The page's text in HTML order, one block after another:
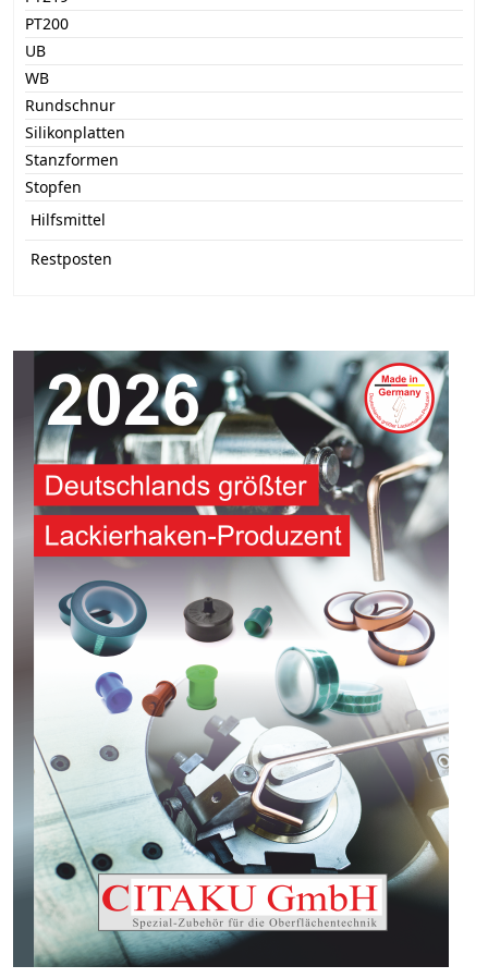
PT200
UB
WB
Rundschnur
Silikonplatten
Stanzformen
Stopfen
Hilfsmittel
Restposten